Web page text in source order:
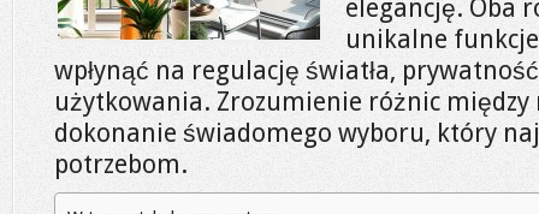
elegancję. Oba
unikalne
wpłynąć na regulację światła,
użytkowania. Zrozumienie różnic
dokonanie świadomego wyboru, który
potrzebom.